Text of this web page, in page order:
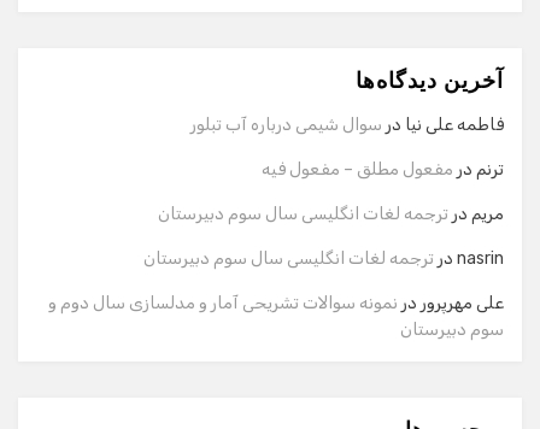
آخرین دیدگاه‌ها
فاطمه علی نیا در سوال شیمی درباره آب تبلور
ترنم در مفعول مطلق – مفعول فیه
مریم در ترجمه لغات انگلیسی سال سوم دبیرستان
nasrin در ترجمه لغات انگلیسی سال سوم دبیرستان
علی مهرپرور در نمونه سوالات تشریحی آمار و مدلسازی سال دوم و
سوم دبیرستان
سلام! برای شروع گفت‌وگو لطفاً شماره تماس یا ایمیل خود را
وارد کنید.
ایمیل